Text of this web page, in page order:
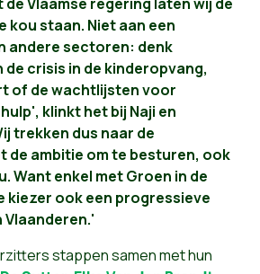
kou staan. Niet aan een
andere sectoren: denk
crisis in de kinderopvang,
of de wachtlijsten voor
klinkt het bij Naji en
trekken dus naar de
de ambitie om te besturen, ook
Want enkel met Groen in de
kiezer ook een progressieve
stappen samen met hun